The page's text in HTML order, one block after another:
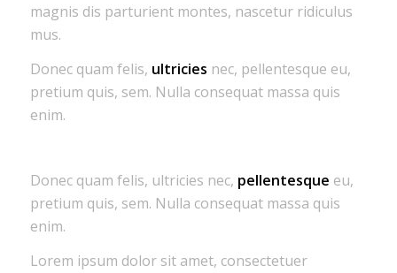
magnis dis parturient montes, nascetur ridiculus
mus.
Donec quam felis, ultricies nec, pellentesque eu,
pretium quis, sem. Nulla consequat massa quis
enim.
Donec quam felis, ultricies nec, pellentesque eu,
pretium quis, sem. Nulla consequat massa quis
enim.
Lorem ipsum dolor sit amet, consectetuer